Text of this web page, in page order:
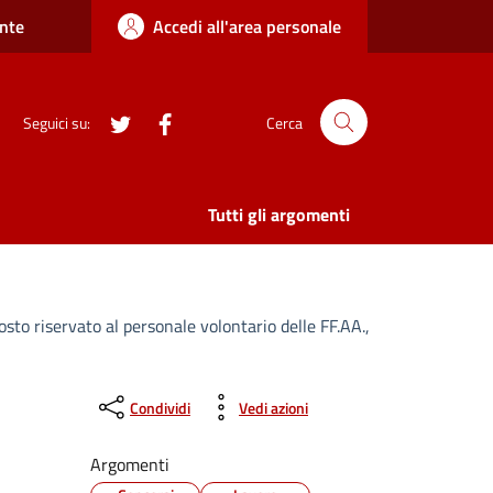
Accedi all'area personale
Seguici su: twitter Cerca
Tutti gli argomenti
riservato al personale volontario delle FF.AA.,
Condividi Vedi azioni
Argomenti